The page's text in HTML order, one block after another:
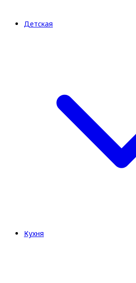
Детская
Кухня